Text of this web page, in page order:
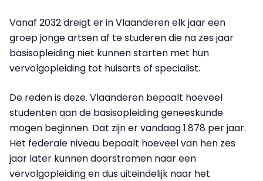
Vanaf 2032 dreigt er in Vlaanderen elk jaar een
groep jonge artsen af te studeren die na zes jaar
basisopleiding niet kunnen starten met hun
vervolgopleiding tot huisarts of specialist.
De reden is deze. Vlaanderen bepaalt hoeveel
studenten aan de basisopleiding geneeskunde
mogen beginnen. Dat zijn er vandaag 1.878 per jaar.
Het federale niveau bepaalt hoeveel van hen zes
jaar later kunnen doorstromen naar een
vervolgopleiding en dus uiteindelijk naar het